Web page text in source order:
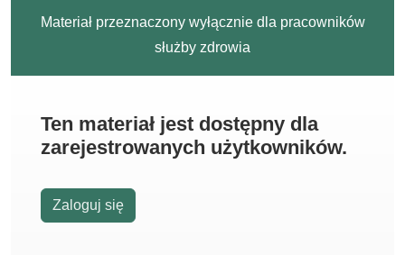
Materiał przeznaczony wyłącznie dla pracowników
służby zdrowia
Ten materiał jest dostępny dla
zarejestrowanych użytkowników.
Zaloguj się